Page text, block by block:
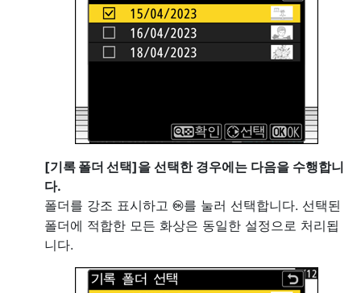
[기록 폴더 선택]을 선택한 경우에는 다음을 수행합니
다.
폴더를 강조 표시하고 J를 눌러 선택합니다. 선택된
폴더에 적합한 모든 화상은 동일한 설정으로 처리됩
니다.